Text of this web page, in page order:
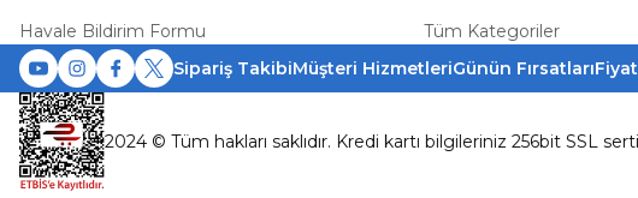
Havale Bildirim Formu Tüm Kategoriler
Sipariş TakibiMüşteri HizmetleriGünün Fırsatları
2024 © Tüm hakları saklıdır. Kredi kartı bilgileriniz 256bit SSL